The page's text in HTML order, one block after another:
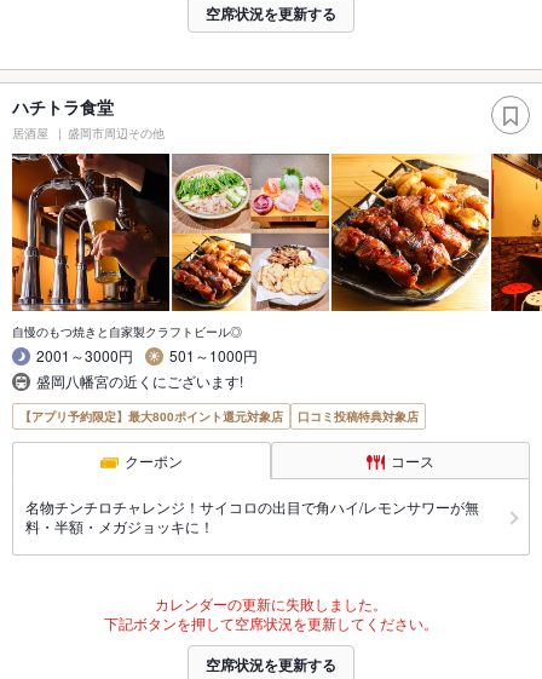
空席状況を更新する
ハチトラ食堂
居酒屋 盛岡市周辺その他
自慢のもつ焼きと自家製クラフトビール◎
2001～3000円
501～1000円
盛岡八幡宮の近くにございます!
【アプリ予約限定】最大800ポイント還元対象店 口コミ投稿特典対象店
クーポン コース
名物チンチロチャレンジ！サイコロの出目で角ハイ/レモンサワーが無
料・半額・メガジョッキに！
カレンダーの更新に失敗しました。
下記ボタンを押して空席状況を更新してください。
空席状況を更新する